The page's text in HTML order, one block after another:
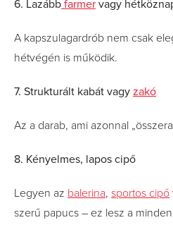
6. Lazább farmer vagy
A kapszulagardrób nem csak
hétvégén is működik.
7. Strukturált kabát vagy zakó
Az a darab, ami azonnal
8. Kényelmes, lapos cipő
Legyen az balerina, sportos cipő
szerű papucs – ez lesz a